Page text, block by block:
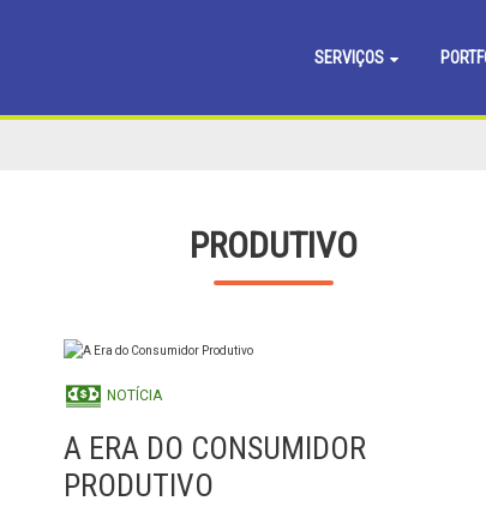
SERVIÇOS
PRODUTIVO
NOTÍCIA
A ERA DO CONSUMIDOR
PRODUTIVO